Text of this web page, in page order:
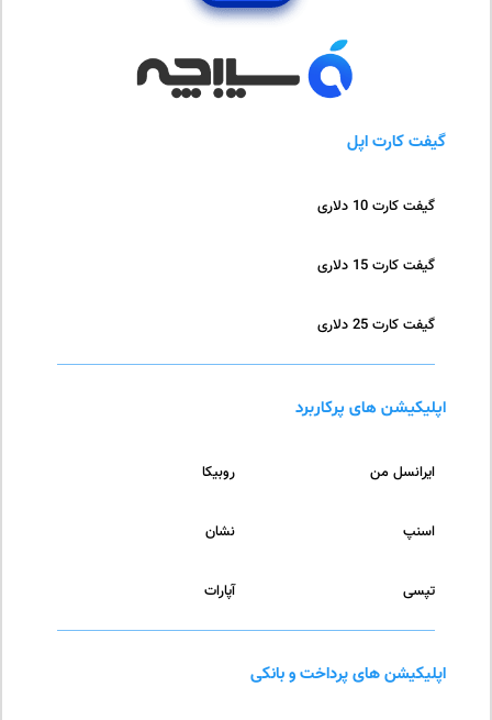
گیفت کارت اپل
گیفت کارت 10 دلاری
گیفت کارت 15 دلاری
گیفت کارت 25 دلاری
اپلیکیشن های پرکاربرد
روبیکا ایرانسل من
نشان اسنپ
آپارات تپسی
اپلیکیشن های پرداخت و بانکی